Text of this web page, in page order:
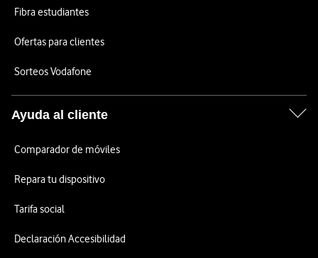
Fibra estudiantes
Ofertas para clientes
Sorteos Vodafone
Ayuda al cliente
Comparador de móviles
Repara tu dispositivo
Tarifa social
Declaración Accesibilidad